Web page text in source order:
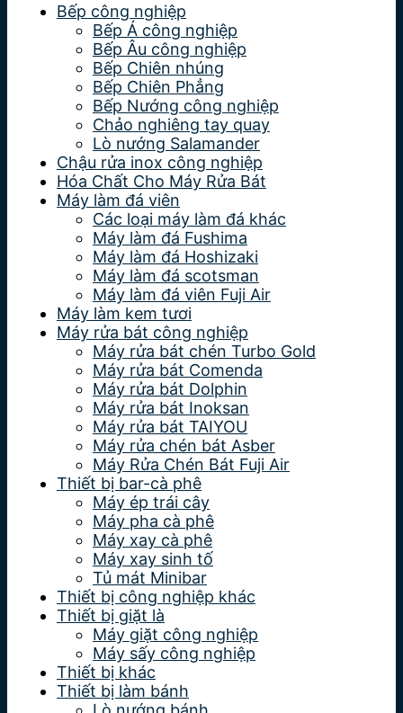
Bếp công nghiệp
Bếp Á công nghiệp
Bếp Âu công nghiệp
Bếp Chiên nhúng
Bếp Chiên Phẳng
Bếp Nướng công nghiệp
Chảo nghiêng tay quay
Lò nướng Salamander
Chậu rửa inox công nghiệp
Hóa Chất Cho Máy Rửa Bát
Máy làm đá viên
Các loại máy làm đá khác
Máy làm đá Fushima
Máy làm đá Hoshizaki
Máy làm đá scotsman
Máy làm đá viên Fuji Air
Máy làm kem tươi
Máy rửa bát công nghiệp
Máy rửa bát chén Turbo Gold
Máy rửa bát Comenda
Máy rửa bát Dolphin
Máy rửa bát Inoksan
Máy rửa bát TAIYOU
Máy rửa chén bát Asber
Máy Rửa Chén Bát Fuji Air
Thiết bị bar-cà phê
Máy ép trái cây
Máy pha cà phê
Máy xay cà phê
Máy xay sinh tố
Tủ mát Minibar
Thiết bị công nghiệp khác
Thiết bị giặt là
Máy giặt công nghiệp
Máy sấy công nghiệp
Thiết bị khác
Thiết bị làm bánh